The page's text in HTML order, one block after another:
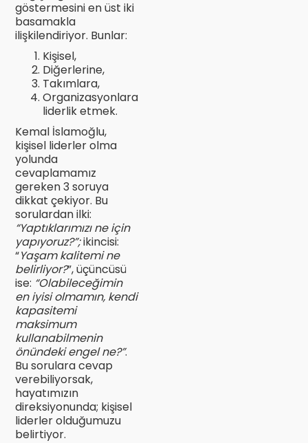
göstermesini en üst iki
basamakla
ilişkilendiriyor. Bunlar:
Kişisel,
Diğerlerine,
Takımlara,
Organizasyonlara
liderlik etmek.
Kemal İslamoğlu,
kişisel liderler olma
yolunda
cevaplamamız
gereken 3 soruya
dikkat çekiyor. Bu
sorulardan ilki:
“Yaptıklarımızı ne için
yapıyoruz?”;ikincisi:
“Yaşam kalitemi ne
belirliyor?”, üçüncüsü
ise: “Olabileceğimin
en iyisi olmamın, kendi
kapasitemi
maksimum
kullanabilmenin
önündeki engel ne?”.
Bu sorulara cevap
verebiliyorsak,
hayatımızın
direksiyonunda; kişisel
liderler olduğumuzu
belirtiyor.